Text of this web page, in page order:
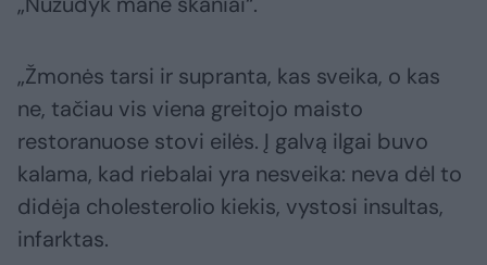
„Žmonės tarsi ir supranta, kas sveika, o kas
ne, tačiau vis viena greitojo maisto
restoranuose stovi eilės. Į galvą ilgai buvo
kalama, kad riebalai yra nesveika: neva dėl to
didėja cholesterolio kiekis, vystosi insultas,
infarktas.